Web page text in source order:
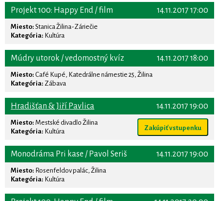
14.11.2017 17:00
Projekt 100: Happy End / film
Miesto: Stanica Žilina-Záriečie
Kategória: Kultúra
14.11.2017 18:00
Múdry utorok / vedomostný kvíz
Miesto: Café Kupé, Katedrálne námestie 25, Žilina
Kategória: Zábava
14.11.2017 19:00
Hradišťan & Jiří Pavlica
Zakúpiť vstupenku
Miesto: Mestské divadlo Žilina
Kategória: Kultúra
14.11.2017 19:00
Monodráma Pri kase / Pavol Seriš
Miesto: Rosenfeldov palác, Žilina
Kategória: Kultúra